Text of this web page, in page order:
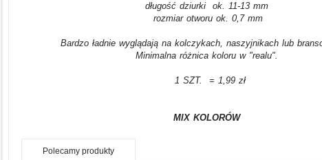
długość dziurki ok. 11-13 mm
rozmiar otworu ok. 0,7 mm
Bardzo ładnie wyglądają na kolczykach, naszyjnikach lub
Minimalna różnica koloru w "realu".
1 SZT. = 1,99 zł
MIX KOLORÓW
Polecamy produkty